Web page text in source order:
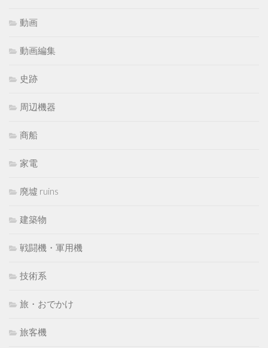
動画
動画編集
史跡
周辺機器
商船
家電
廃墟 ruins
建築物
戦闘機・軍用機
技術系
旅・おでかけ
旅客機